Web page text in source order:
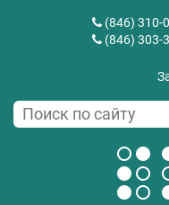
(846) 310-
(846) 303-